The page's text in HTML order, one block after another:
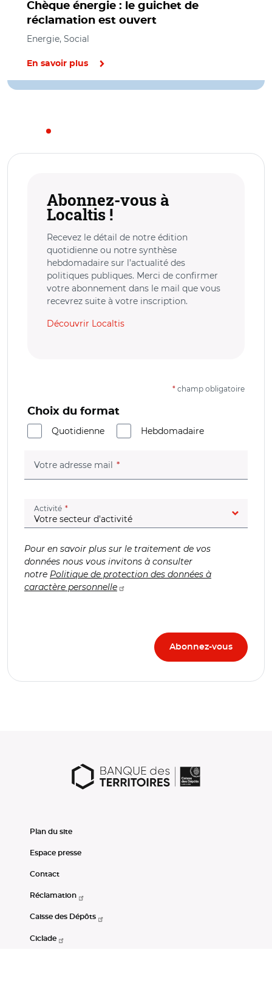
Chèque énergie : le guichet de
réclamation est ouvert
Energie, Social
En savoir plus
Abonnez-vous à
Localtis !
Recevez le détail de notre édition
quotidienne ou notre synthèse
hebdomadaire sur l’actualité des
politiques publiques. Merci de confirmer
votre abonnement dans le mail que vous
recevrez suite à votre inscription.
Découvrir Localtis
* champ obligatoire
Choix du format
Quotidienne
Hebdomadaire
Votre adresse mail (champ obligatoire)
Activité (champ obligatoire)
Pour en savoir plus sur le traitement de vos
données nous vous invitons à consulter
notre Politique de protection des données à
caractère personnelle
Plan du site
Espace presse
Contact
Réclamation
Caisse des Dépôts
Ciclade